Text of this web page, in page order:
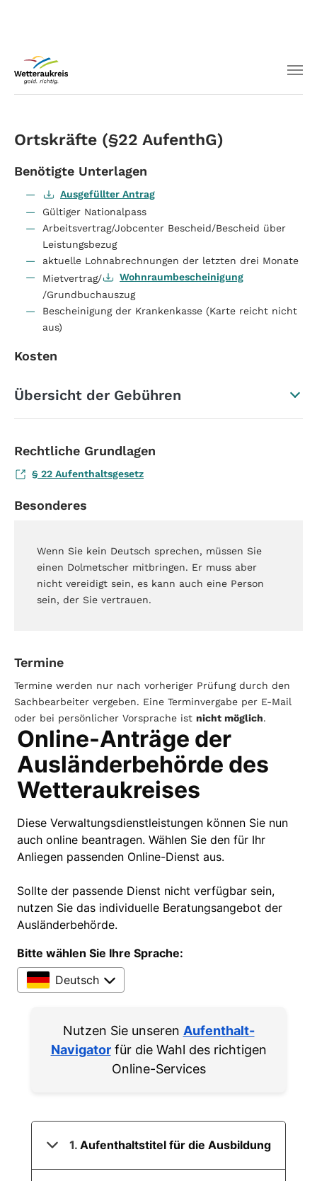
Ortskräfte (§22 AufenthG)
Benötigte Unterlagen
Ausgefüllter Antrag
Gültiger Nationalpass
Arbeitsvertrag/Jobcenter Bescheid/Bescheid über
Leistungsbezug
aktuelle Lohnabrechnungen der letzten drei Monate
Mietvertrag/
Wohnraumbescheinigung
/Grundbuchauszug
Bescheinigung der Krankenkasse (Karte reicht nicht
aus)
Kosten
Übersicht der Gebühren
Rechtliche Grundlagen
§ 22 Aufenthaltsgesetz
Besonderes
Wenn Sie kein Deutsch sprechen, müssen Sie
einen Dolmetscher mitbringen. Er muss aber
nicht vereidigt sein, es kann auch eine Person
sein, der Sie vertrauen.
Termine
Termine werden nur nach vorheriger Prüfung durch den
Sachbearbeiter vergeben. Eine Terminvergabe per E-Mail
oder bei persönlicher Vorsprache ist nicht möglich.